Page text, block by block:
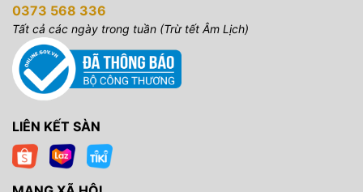
0373 568 336
Tất cả các ngày trong tuần (Trừ tết Âm Lịch)
LIÊN KẾT SÀN